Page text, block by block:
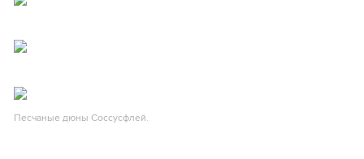
Песчаные дюны Соссусфлей.